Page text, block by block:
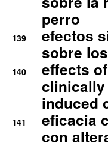
perro
139
efectos
sobre
140
effects
clinically
induced
141
eficacia
con